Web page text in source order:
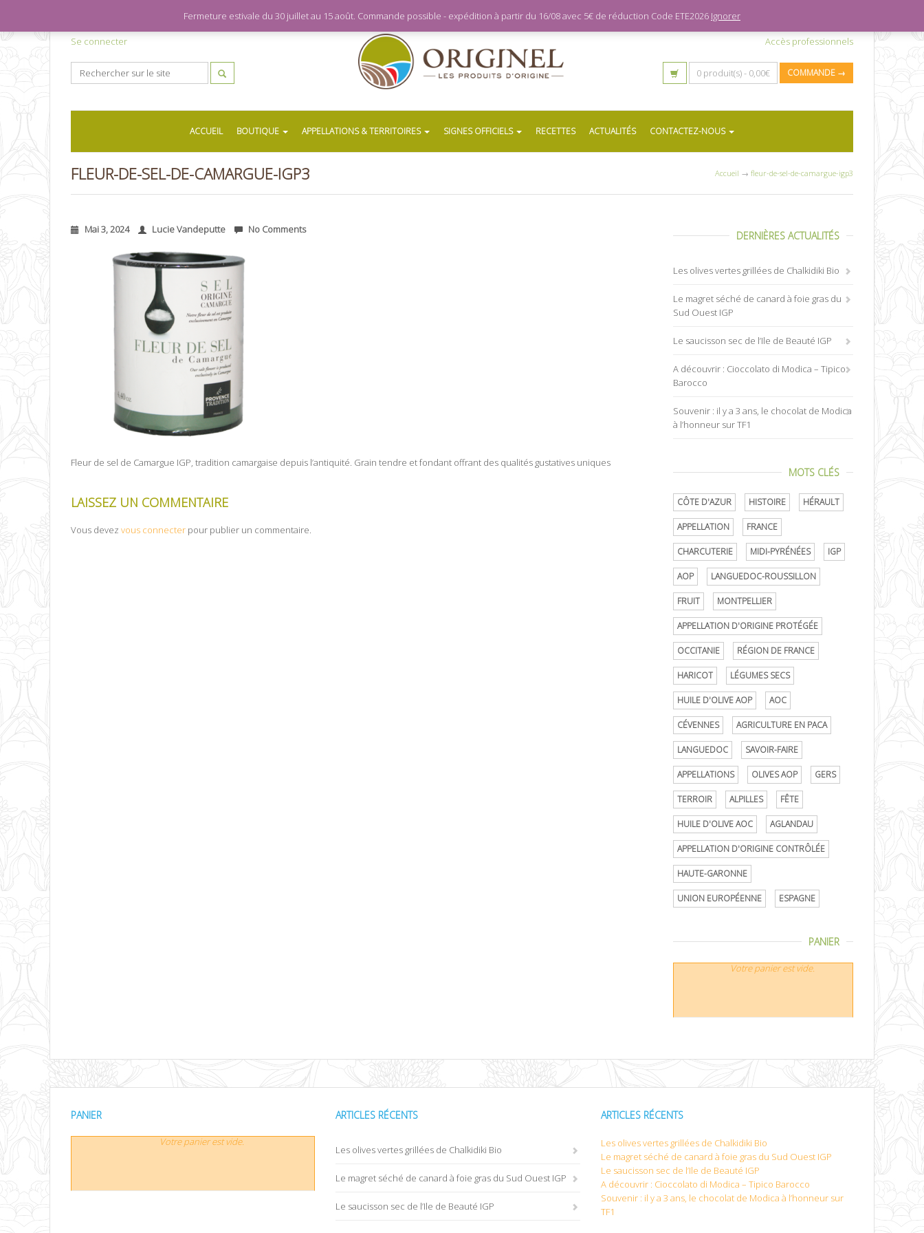
Se connecter Accès professionnels
0 produit(s) - 0,00€ COMMANDE →
ACCUEIL BOUTIQUE APPELLATIONS & TERRITOIRES SIGNES OFFICIELS RECETTES ACTUALITÉS CONTACTEZ-NOUS
FLEUR-DE-SEL-DE-CAMARGUE-IGP3 Accueil → fleur-de-sel-de-camargue-igp3
Mai 3, 2024 Lucie Vandeputte No Comments
Fleur de sel de Camargue IGP, tradition camargaise depuis l’antiquité. Grain tendre et fondant offrant des qualités gustatives uniques
LAISSEZ UN COMMENTAIRE
Vous devez vous connecter pour publier un commentaire.
DERNIÈRES ACTUALITÉS
Les olives vertes grillées de Chalkidiki Bio
Le magret séché de canard à foie gras du
Sud Ouest IGP
Le saucisson sec de l’Ile de Beauté IGP
A découvrir : Cioccolato di Modica – Tipico
Barocco
Souvenir : il y a 3 ans, le chocolat de Modica
à l’honneur sur TF1
MOTS CLÉS
CÔTE D'AZUR HISTOIRE HÉRAULT
APPELLATION FRANCE
CHARCUTERIE MIDI-PYRÉNÉES IGP
AOP LANGUEDOC-ROUSSILLON
FRUIT MONTPELLIER
APPELLATION D'ORIGINE PROTÉGÉE
OCCITANIE RÉGION DE FRANCE
HARICOT LÉGUMES SECS
HUILE D'OLIVE AOP AOC
CÉVENNES AGRICULTURE EN PACA
LANGUEDOC SAVOIR-FAIRE
APPELLATIONS OLIVES AOP GERS
TERROIR ALPILLES FÊTE
HUILE D'OLIVE AOC AGLANDAU
APPELLATION D'ORIGINE CONTRÔLÉE
HAUTE-GARONNE
UNION EUROPÉENNE ESPAGNE
PANIER
Votre panier est vide.
PANIER
Votre panier est vide.
ARTICLES RÉCENTS
Les olives vertes grillées de Chalkidiki Bio
Le magret séché de canard à foie gras du Sud Ouest IGP
Le saucisson sec de l’Ile de Beauté IGP
ARTICLES RÉCENTS
Les olives vertes grillées de Chalkidiki Bio
Le magret séché de canard à foie gras du Sud Ouest IGP
Le saucisson sec de l’Ile de Beauté IGP
A découvrir : Cioccolato di Modica – Tipico Barocco
Souvenir : il y a 3 ans, le chocolat de Modica à l’honneur sur
TF1
Fermeture estivale du 30 juillet au 15 août. Commande possible - expédition à partir du 16/08 avec 5€ de réduction Code ETE2026 Ignorer